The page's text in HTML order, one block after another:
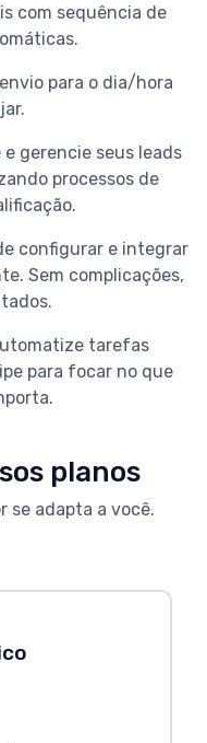
com sequência de
para o dia/hora
e gerencie seus leads
processos de
configurar e integrar
Sem complicações,
tarefas
para focar no que
planos
se adapta a você.